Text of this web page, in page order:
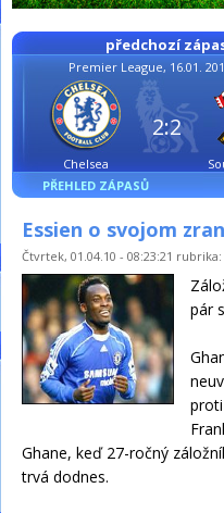
předchozí
Premier League, 16.01.
Chelsea
2:2
PŘEHLED ZÁPASŮ
Essien o svojom
Čtvrtek, 01.04.10 - 08:23:21 rubrika:
pár
Ghane, keď 27-ročný
trvá dodnes.